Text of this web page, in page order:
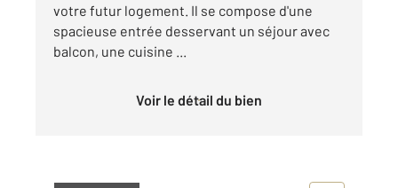
votre futur logement. Il se compose d'une
spacieuse entrée desservant un séjour avec
balcon, une cuisine ...
Voir le détail du bien